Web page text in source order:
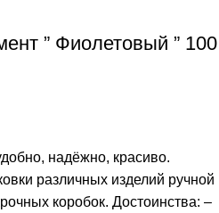
” Фиолетовый ” 100
надёжно, красиво.
различных изделий ручной
коробок. Достоинства: –